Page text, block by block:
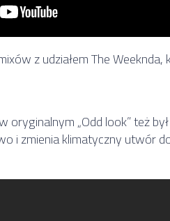
z udziałem The
oryginalnym „Odd look” też
i zmienia klimatyczny utwór